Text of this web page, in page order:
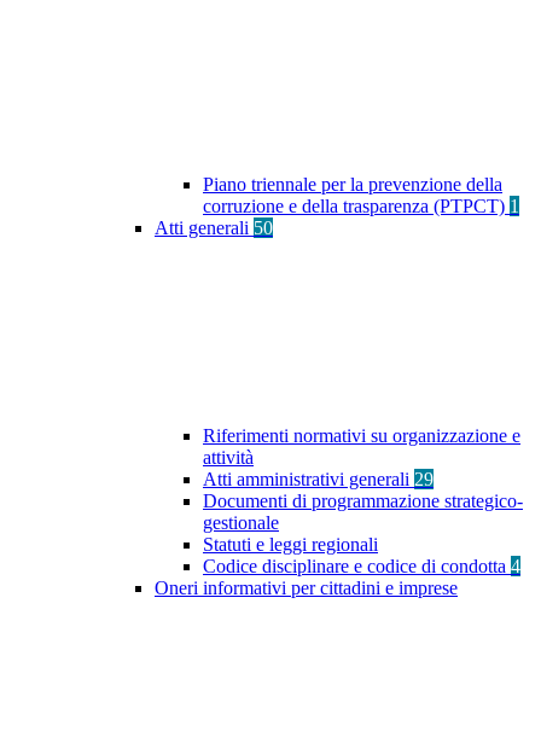
Piano triennale per la prevenzione della
corruzione e della trasparenza (PTPCT) 1
Atti generali 50
Riferimenti normativi su organizzazione e
attività
Atti amministrativi generali 29
Documenti di programmazione strategico-
gestionale
Statuti e leggi regionali
Codice disciplinare e codice di condotta 4
Oneri informativi per cittadini e imprese